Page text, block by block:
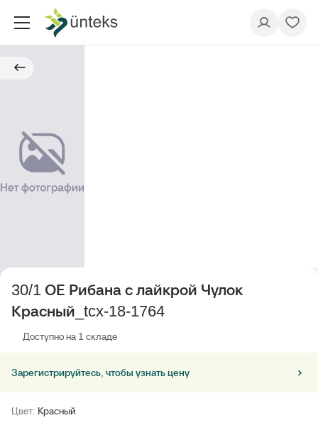
30/1 ОЕ Рибана с лайкрой Чулок
Красный_tcx-18-1764
Доступно на 1 складе
Зарегистрируйтесь, чтобы узнать цену
Цвет: Красный